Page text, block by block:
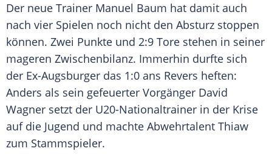
Der neue Trainer Manuel Baum hat damit auch
nach vier Spielen noch nicht den Absturz stoppen
können. Zwei Punkte und 2:9 Tore stehen in seiner
mageren Zwischenbilanz. Immerhin durfte sich
der Ex-Augsburger das 1:0 ans Revers heften:
Anders als sein gefeuerter Vorgänger David
Wagner setzt der U20-Nationaltrainer in der Krise
auf die Jugend und machte Abwehrtalent Thiaw
zum Stammspieler.